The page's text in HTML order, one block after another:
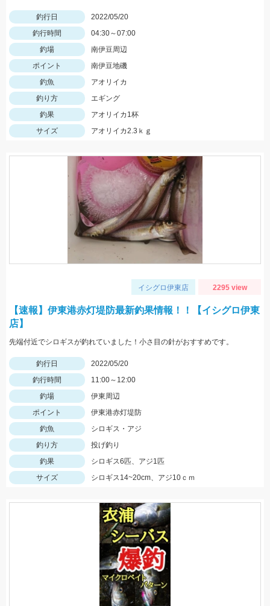
釣行日
2022/05/20
釣行時間
04:30～07:00
釣場
南伊豆周辺
ポイント
南伊豆地磯
釣魚
アオリイカ
釣り方
エギング
釣果
アオリイカ1杯
サイズ
アオリイカ2.3ｋｇ
イシグロ伊東店 2295 view
【速報】伊東港赤灯堤防最新釣果情報！！【イシグロ伊東
店】
先端付近でシロギスが釣れていました！小さ目の針がおすすめです。
釣行日
2022/05/20
釣行時間
11:00～12:00
釣場
伊東周辺
ポイント
伊東港赤灯堤防
釣魚
シロギス・アジ
釣り方
投げ釣り
釣果
シロギス6匹、アジ1匹
サイズ
シロギス14~20cm、アジ10ｃｍ